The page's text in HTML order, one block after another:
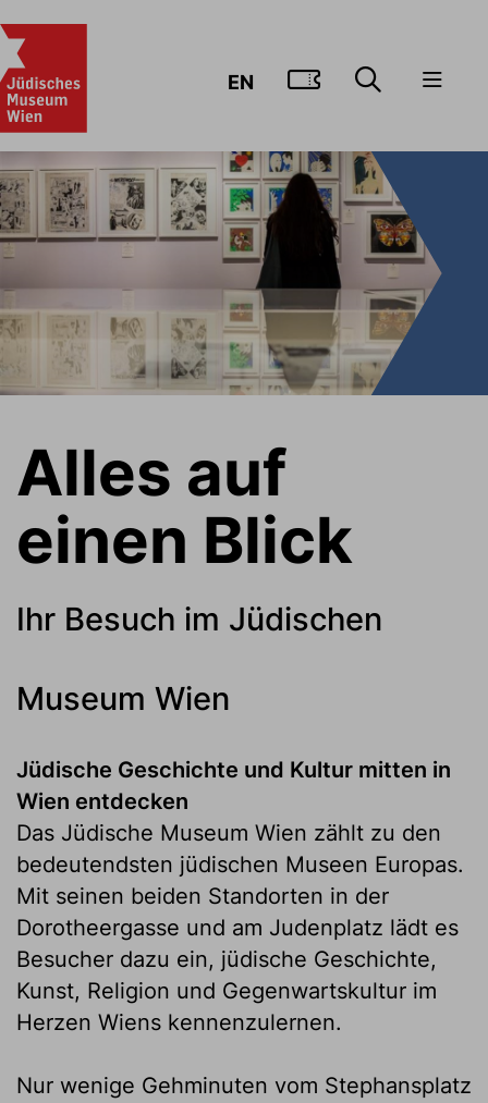
EN ZUM
Alles auf
einen Blick
Ihr Besuch im Jüdischen
Museum Wien
Jüdische Geschichte und Kultur mitten in
Wien entdecken
Das Jüdische Museum Wien zählt zu den
bedeutendsten jüdischen Museen Europas.
Mit seinen beiden Standorten in der
Dorotheergasse und am Judenplatz lädt es
Besucher dazu ein, jüdische Geschichte,
Kunst, Religion und Gegenwartskultur im
Herzen Wiens kennenzulernen.
Nur wenige Gehminuten vom Stephansplatz